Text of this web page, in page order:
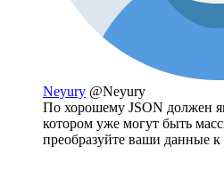
Neyury @Neyury
По хорошему JSON должен
котором уже могут быть
преобразуйте ваши данные к